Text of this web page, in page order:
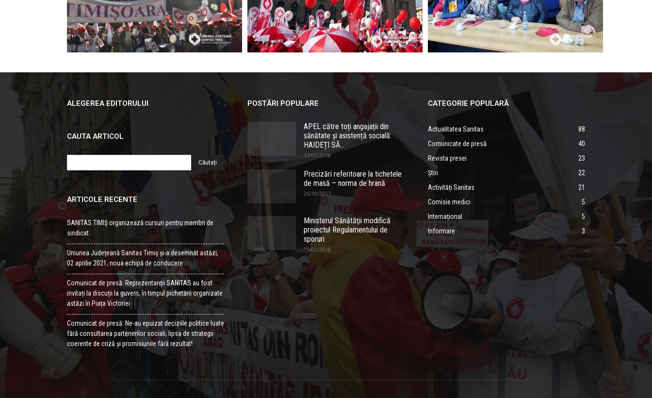
ALEGEREA EDITORULUI
CAUTA ARTICOL
ARTICOLE RECENTE
SANITAS TIMIȘ organizează cursuri pentru membri de
sindicat
Uniunea Județeană Sanitas Timiș și-a desemnat astăzi,
02 aprilie 2021, noua echipă de conducere
Comunicat de presă: Reprezentanții SANITAS au fost
invitați la discuții la guvern, în timpul pichetării organizate
astăzi în Piața Victoriei
Comunicat de presă: Ne-au epuizat deciziile politice luate
fără consultarea partenerilor sociali, lipsa de strategii
coerente de criză și promisiunile fără rezultat!
POSTĂRI POPULARE
APEL către toți angajații din
sănătate și asistență socială:
HAIDEȚI SĂ...
13/03/2018
Precizări referitoare la tichetele
de masă – norma de hrană
26/10/2017
Ministerul Sănătăţii modifică
proiectul Regulamentului de
sporuri
15/03/2018
CATEGORIE POPULARĂ
Actualitatea Sanitas
88
Comunicate de presă
40
Revista presei
23
Știri
22
Activități Sanitas
21
Comisie medici
5
Internațional
5
Informare
3